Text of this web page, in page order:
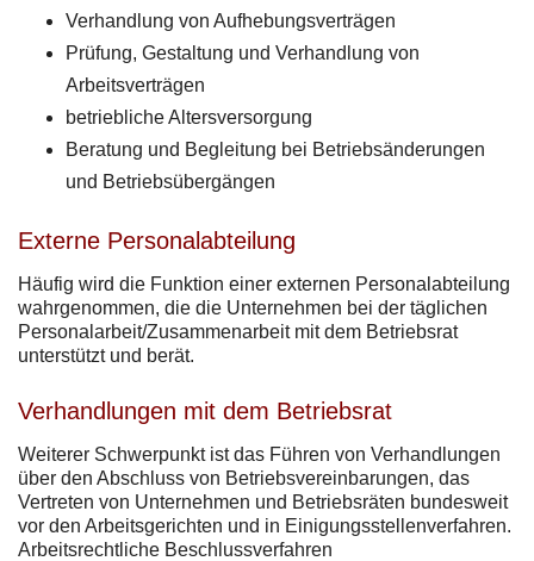
Verhandlung von Aufhebungsverträgen
Prüfung, Gestaltung und Verhandlung von
Arbeitsverträgen
betriebliche Altersversorgung
Beratung und Begleitung bei Betriebsänderungen
und Betriebsübergängen
Externe Personalabteilung
Häufig wird die Funktion einer externen Personalabteilung
wahrgenommen, die die Unternehmen bei der täglichen
Personalarbeit/Zusammenarbeit mit dem Betriebsrat
unterstützt und berät.
Verhandlungen mit dem Betriebsrat
Weiterer Schwerpunkt ist das Führen von Verhandlungen
über den Abschluss von Betriebsvereinbarungen, das
Vertreten von Unternehmen und Betriebsräten bundesweit
vor den Arbeitsgerichten und in Einigungsstellenverfahren.
Arbeitsrechtliche Beschlussverfahren